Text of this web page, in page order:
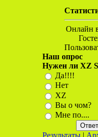
Онлайн
Наш опрос
Нужен ли XZ
Да!!!!
Нет
XZ
Вы о чом?
Мне по....
Результаты |